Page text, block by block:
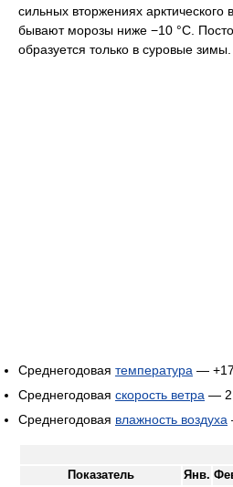
сильных вторжениях арктического
бывают морозы ниже −10 °C.
образуется только в суровые зимы.
Среднегодовая температура —
Среднегодовая скорость ветра —
Среднегодовая влажность воздуха
Показатель
Янв.